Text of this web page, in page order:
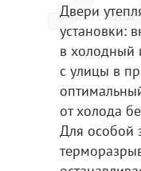
Двери
установки:
в холодный
с улицы в
от холода
Для особой